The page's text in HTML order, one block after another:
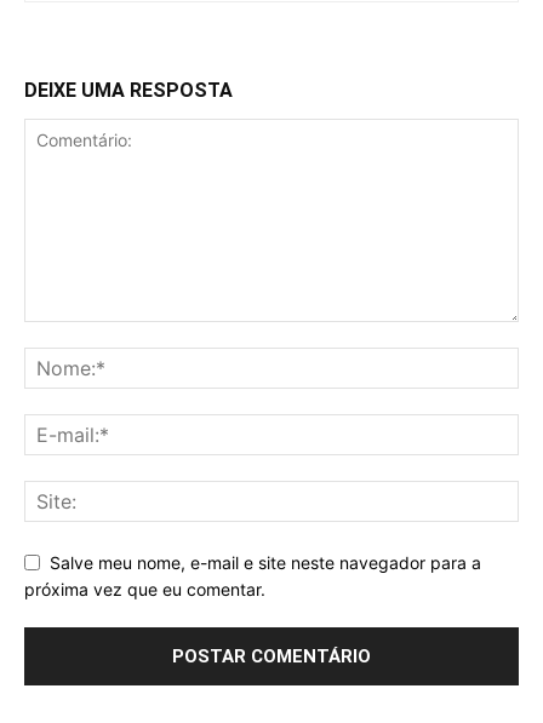
DEIXE UMA RESPOSTA
Salve meu nome, e-mail e site neste navegador para a
próxima vez que eu comentar.